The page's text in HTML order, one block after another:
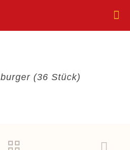
(36 Stück)